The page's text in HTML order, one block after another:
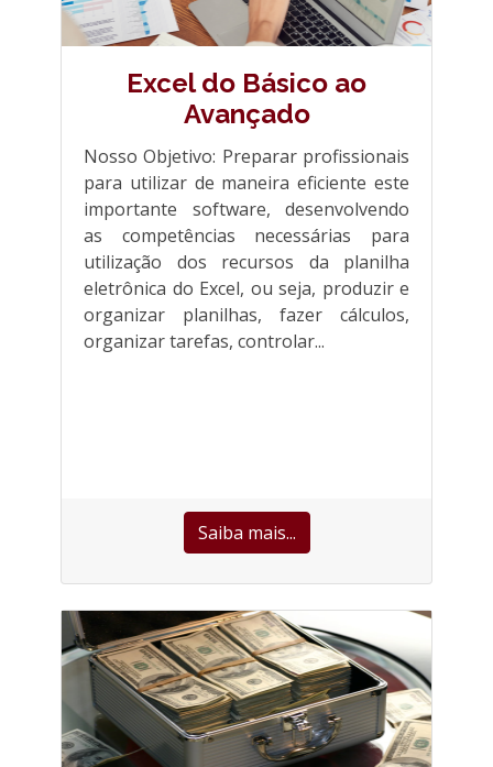
Excel do Básico ao
Avançado
Nosso Objetivo: Preparar profissionais
para utilizar de maneira eficiente este
importante software, desenvolvendo
as competências necessárias para
utilização dos recursos da planilha
eletrônica do Excel, ou seja, produzir e
organizar planilhas, fazer cálculos,
organizar tarefas, controlar...
Saiba mais...